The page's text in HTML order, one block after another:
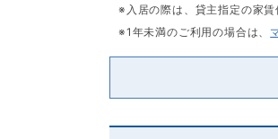
※入居の際は、貸主指定の家賃
※1年未満のご利用の場合は、